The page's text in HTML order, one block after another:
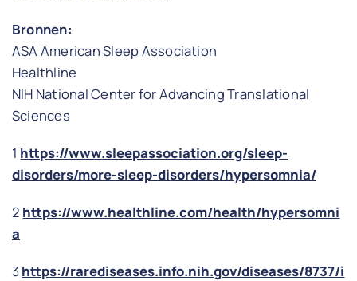
Bronnen:
ASA American Sleep Association
Healthline
NIH National Center for Advancing Translational
Sciences
1 https://www.sleepassociation.org/sleep-
disorders/more-sleep-disorders/hypersomnia/
2 https://www.healthline.com/health/hypersomni
a
3https://rarediseases.info.nih.gov/diseases/8737/i